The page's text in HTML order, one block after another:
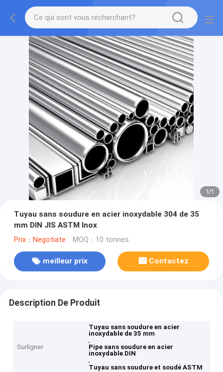
1/1
Tuyau sans soudure en acier inoxydable 304 de 35
mm DIN JIS ASTM Inox
Prix：Negotiate MOQ：10 tonnes
meilleur prix Contactez
Description De Produit
Surligner
Tuyau sans soudure en acier
inoxydable de 35 mm
,
Pipe sans soudure en acier
inoxydable DIN
,
Tuyau sans soudure et soudé ASTM